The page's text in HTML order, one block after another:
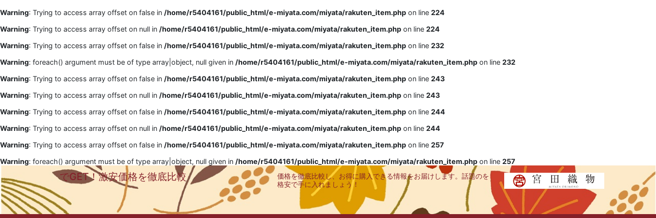
Warning: Trying to access array offset on false in /home/r5404161/public_html/e-miyata.com/miyata/rakuten_item.php on line 224
Warning: Trying to access array offset on null in /home/r5404161/public_html/e-miyata.com/miyata/rakuten_item.php on line 224
Warning: Trying to access array offset on false in /home/r5404161/public_html/e-miyata.com/miyata/rakuten_item.php on line 232
Warning: foreach() argument must be of type array|object, null given in /home/r5404161/public_html/e-miyata.com/miyata/rakuten_item.php on line 232
Warning: Trying to access array offset on false in /home/r5404161/public_html/e-miyata.com/miyata/rakuten_item.php on line 243
Warning: Trying to access array offset on null in /home/r5404161/public_html/e-miyata.com/miyata/rakuten_item.php on line 243
Warning: Trying to access array offset on false in /home/r5404161/public_html/e-miyata.com/miyata/rakuten_item.php on line 244
Warning: Trying to access array offset on null in /home/r5404161/public_html/e-miyata.com/miyata/rakuten_item.php on line 244
Warning: Trying to access array offset on false in /home/r5404161/public_html/e-miyata.com/miyata/rakuten_item.php on line 257
Warning: foreach() argument must be of type array|object, null given in /home/r5404161/public_html/e-miyata.com/miyata/rakuten_item.php on line 257
でGET！激安価格を徹底比較
価格を徹底比較し、お得に購入できる情報をお届けします。話題のを
格安で手に入れましょう！